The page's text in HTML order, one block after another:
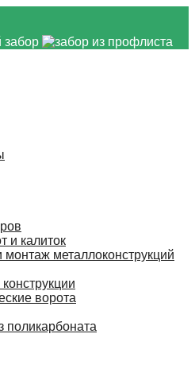
и калиток
монтаж металлоконструкций
ворота
поликарбоната